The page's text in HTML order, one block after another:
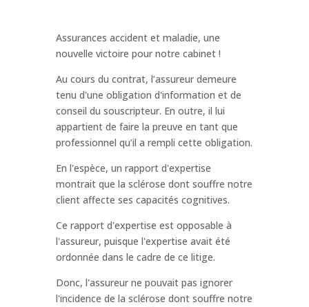
Assurances accident et maladie, une
nouvelle victoire pour notre cabinet !
Au cours du contrat, l’assureur demeure
tenu d'une obligation d'information et de
conseil du souscripteur. En outre, il lui
appartient de faire la preuve en tant que
professionnel qu’il a rempli cette obligation.
En l'espèce, un rapport d'expertise
montrait que la sclérose dont souffre notre
client affecte ses capacités cognitives.
Ce rapport d'expertise est opposable à
l'assureur, puisque l'expertise avait été
ordonnée dans le cadre de ce litige.
Donc, l'assureur ne pouvait pas ignorer
l'incidence de la sclérose dont souffre notre